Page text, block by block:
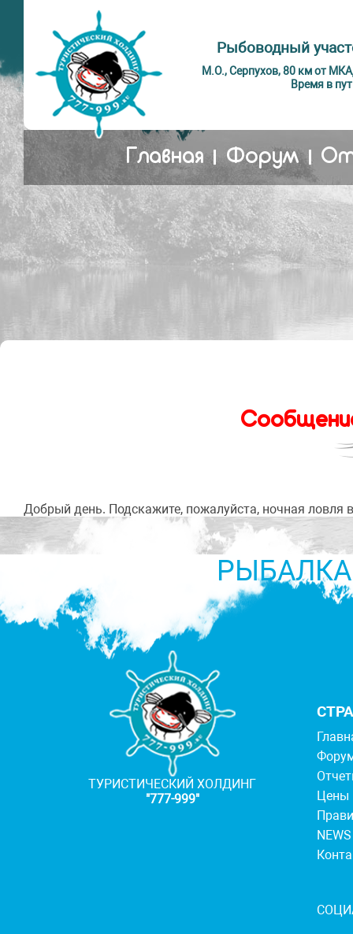
Рыбоводный
М.О., Серпухов, 80 км от
Время в
Главная Форум
Добрый день. Подскажите, пожалуйста, ночная ловля
ТУРИСТИЧЕСКИЙ ХОЛДИНГ
"777-999"
Цены
NEWS